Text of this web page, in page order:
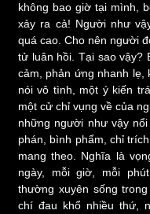
không bao giờ tại mình,
xảy ra cả! Người như
quá cao. Cho nên người
tử luân hồi. Tại sao vậy?
cảm, phản ứng nhanh lẹ,
nói vô tình, một ý kiến
một cử chỉ vụng về của
những người như vậy
phán, bình phẩm, chỉ
mang theo. Nghĩa là
ngày, mỗi giờ, mỗi
thường xuyên sống
chí đau khổ nhiều thứ,